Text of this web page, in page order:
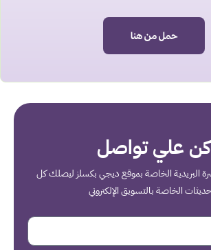
حمل من هنا
كن علي تواصل
البريدية الخاصة بموقع ديجي بكسلز ليصلك كل
الخاصة بالتسويق الإلكتروني